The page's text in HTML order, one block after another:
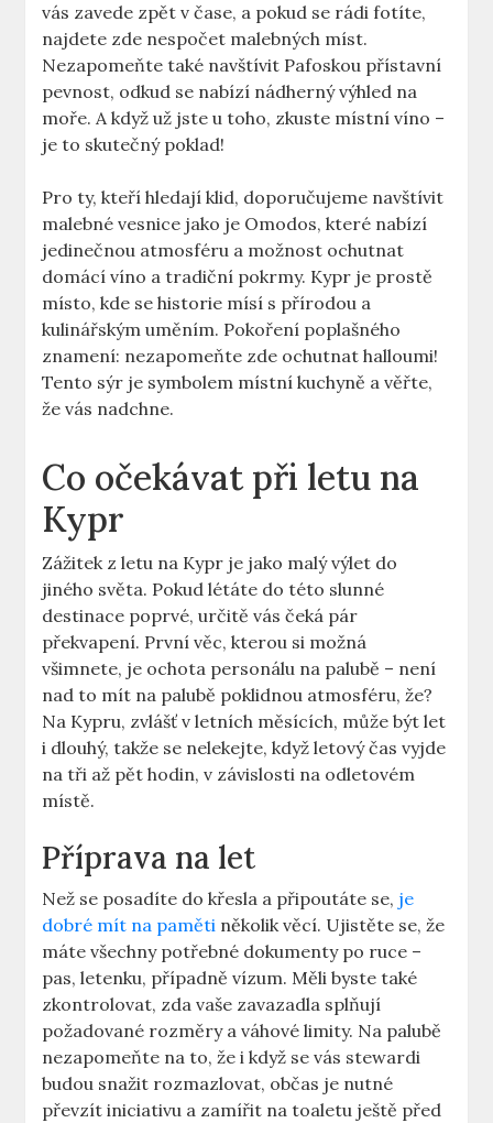
vás zavede zpět v čase, a pokud se rádi fotíte,
najdete zde nespočet malebných míst.
Nezapomeňte také navštívit Pafoskou přístavní
pevnost, odkud se nabízí nádherný výhled na
moře. A když už jste u toho, zkuste místní víno –
je to skutečný poklad!
Pro ty, kteří hledají klid, doporučujeme navštívit
malebné vesnice jako je Omodos, které nabízí
jedinečnou atmosféru a možnost ochutnat
domácí víno a tradiční pokrmy. Kypr je prostě
místo, kde se historie mísí s přírodou a
kulinářským uměním. Pokoření poplašného
znamení: nezapomeňte zde ochutnat halloumi!
Tento sýr je symbolem místní kuchyně a věřte,
že vás nadchne.
Co očekávat při letu na
Kypr
Zážitek z letu na Kypr je jako malý výlet do
jiného světa. Pokud létáte do této slunné
destinace poprvé, určitě vás čeká pár
překvapení. První věc, kterou si možná
všimnete, je ochota personálu na palubě – není
nad to mít na palubě poklidnou atmosféru, že?
Na Kypru, zvlášť v letních měsících, může být let
i dlouhý, takže se nelekejte, když letový čas vyjde
na tři až pět hodin, v závislosti na odletovém
místě.
Příprava na let
Než se posadíte do křesla a připoutáte se, je
dobré mít na paměti několik věcí. Ujistěte se, že
máte všechny potřebné dokumenty po ruce –
pas, letenku, případně vízum. Měli byste také
zkontrolovat, zda vaše zavazadla splňují
požadované rozměry a váhové limity. Na palubě
nezapomeňte na to, že i když se vás stewardi
budou snažit rozmazlovat, občas je nutné
převzít iniciativu a zamířit na toaletu ještě před